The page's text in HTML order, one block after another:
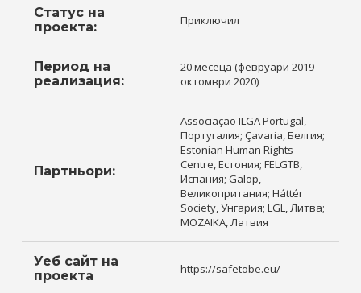
Статус на
проекта:
Приключил
Период на
реализация:
20 месеца (февруари 2019 –
октомври 2020)
Партньори:
Associação ILGA Portugal,
Португалия; Çavaria, Белгия;
Estonian Human Rights
Centre, Естония; FELGTB,
Испания; Galop,
Великопритания; Háttér
Society, Унгария; LGL, Литва;
MOZAIKA, Латвия
Уеб сайт на
проекта
https://safetobe.eu/